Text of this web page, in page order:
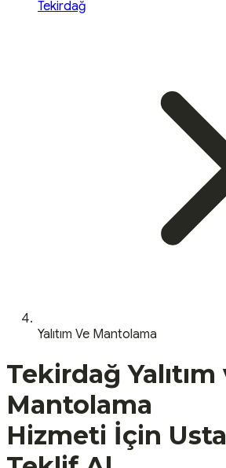
Tekirdağ
Yalıtım Ve Mantolama
Tekirdağ Yalıtım
Mantolama
Hizmeti İçin